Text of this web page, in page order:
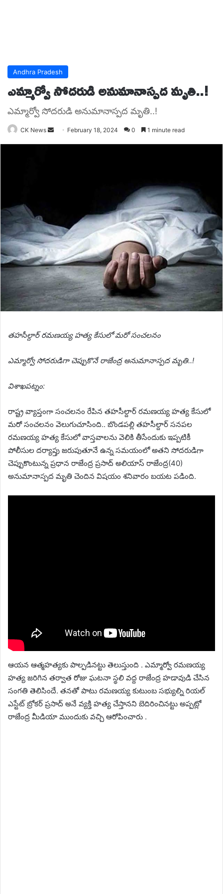
Andhra Pradesh
ఎమ్మార్వో సోదరుడి అనుమానాస్పద మృతి..!
ఎమ్మార్వో సోదరుడి అనుమానాస్పద మృతి..!
CK News
Send February 18, 2024 0 1 minute read
తహసీల్దార్ రమణయ్య హత్య కేసులో మరో సంచలనం
ఎమ్మార్వో సోదరుడిగా చెప్పుకొనే రాజేంద్ర అనుమానాస్పద మృతి..!
విశాఖపట్నం:
రాష్ట్ర వ్యాప్తంగా సంచలనం రేపిన తహసీల్దార్ రమణయ్య హత్య కేసులో
మరో సంచలనం వెలుగుచూసింది.. బొండపల్లి తహసీల్దార్ సనపల
రమణయ్య హత్య కేసులో వాస్తవాలను వెలికి తీసేందుకు ఇప్పటికీ
పోలీసుల దర్యాప్తు జరుపుతూనే ఉన్న సమయంలో అతని సోదరుడిగా
చెప్పుకొంటున్న ప్రధాన రాజేంద్ర ప్రసాద్ అలియాస్ రాజేంద్ర(40)
అనుమానాస్పద మృతి చెందిన విషయం శనివారం బయట పడింది.
ఆయన ఆత్మహత్యకు పాల్పడినట్టు తెలుస్తుంది . ఎమ్మార్వో రమణయ్య
హత్య జరిగిన తర్వాత రోజు ఘటనా స్థలి వద్ద రాజేంద్ర హడావుడి చేసిన
సంగతి తెలిసిందే. తనతో పాటు రమణయ్య కుటుంబ సభ్యుల్ని రియల్
ఎస్టేట్ బ్రోకర్ ప్రసాద్ అనే వ్యక్తి హత్య చేస్తానని బెదిరించినట్టు అప్పట్లో
రాజేంద్ర మీడియా ముందుకు వచ్చి ఆరోపించారు .